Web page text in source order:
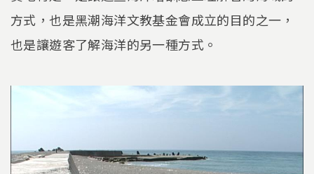
方式，也是黑潮海洋文教基金會成立的目的之一，
也是讓遊客了解海洋的另一種方式。